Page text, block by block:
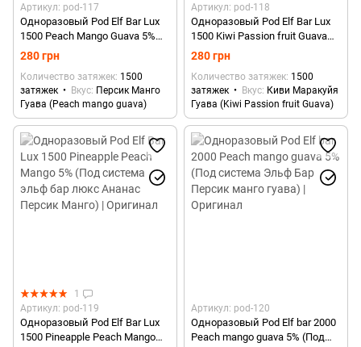
Артикул: pod-117
Одноразовый Pod Elf Bar Lux
1500 Peach Mango Guava 5%
(Под система эльф бар люкс
Персик Манго Гуава) |
Оригинал
280 грн
Количество затяжек 1500
затяжек
Вкус Персик Манго
Гуава (Peach mango guava)
Артикул: pod-118
Одноразовый Pod Elf Bar Lux
1500 Kiwi Passion fruit Guava
5% (Под система эльф бар
люкс Киви Маракуйя Гуава) |
Оригинал
280 грн
Количество затяжек 1500
затяжек
Вкус Киви Маракуйя
Гуава (Kiwi Passion fruit Guava)
1
Артикул: pod-119
Одноразовый Pod Elf Bar Lux
1500 Pineapple Peach Mango
Артикул: pod-120
Одноразовый Pod Elf bar 2000
Peach mango guava 5% (Под